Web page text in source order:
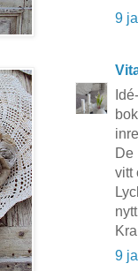
9
De
vitt
9